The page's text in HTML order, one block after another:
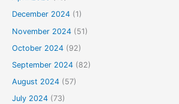
December 2024(1)
November 2024(51)
October 2024(92)
September 2024(82)
August 2024(57)
July 2024(73)